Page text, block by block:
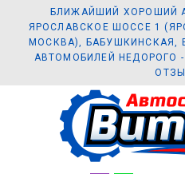
БЛИЖАЙШИЙ ХОРОШИЙ
ЯРОСЛАВСКОЕ ШОССЕ 1
МОСКВА), БАБУШКИНСКАЯ,
АВТОМОБИЛЕЙ НЕДОРОГО